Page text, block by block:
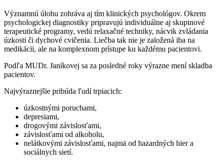
Významnú úlohu zohráva aj tím klinických psychológov. Okrem
psychologickej diagnostiky pripravujú individuálne aj skupinové
terapeutické programy, vedú relaxačné techniky, nácvik zvládania
úzkosti či dychové cvičenia. Liečba tak nie je založená iba na
medikácii, ale na komplexnom prístupe ku každému pacientovi.
Podľa MUDr. Janíkovej sa za posledné roky výrazne mení skladba
pacientov.
Najvýraznejšie pribúda ľudí trpiacich:
úzkostnými poruchami,
depresiami,
drogovými závislosťami,
závislosťami od alkoholu,
nelátkovými závislosťami, najmä od hazardných hier a
sociálnych sietí.